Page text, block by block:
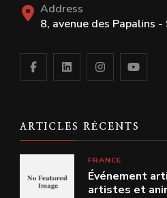
Address
8, avenue des Papalins
ARTICLES RÉCENTS
FRANCE
Événement
artistes et